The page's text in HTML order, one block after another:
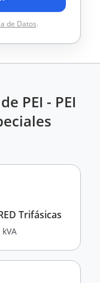
de Datos.
PEI - PEI
Trifásicas